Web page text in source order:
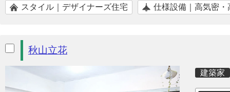
スタイル｜デザイナーズ住宅 仕様設備｜高気密・
秋山立花
建築家